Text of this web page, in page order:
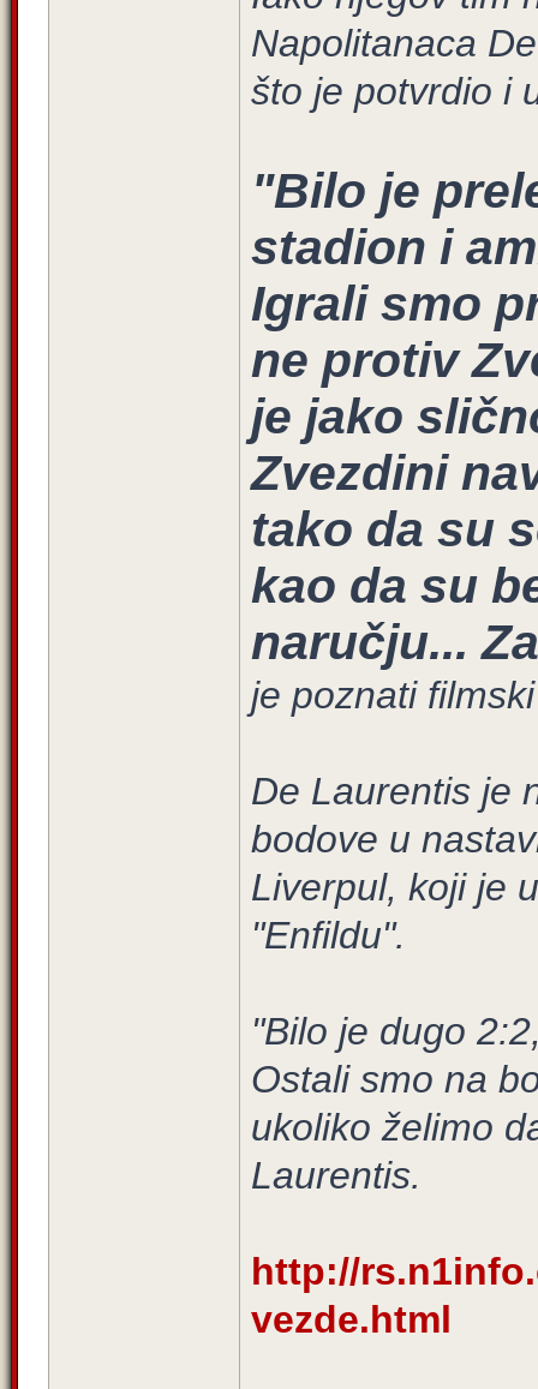
Napolitanaca
što je potvrdio i
"Bilo je
stadion i
Igrali smo
ne protiv
je jako
Zvezdini
tako da su
kao da su
naručju...
je poznati
De Laurentis je
bodove u
Liverpul, koji je
"Enfildu".
"Bilo je dugo
Ostali smo na
ukoliko želimo
Laurentis.
http://
vezde.html